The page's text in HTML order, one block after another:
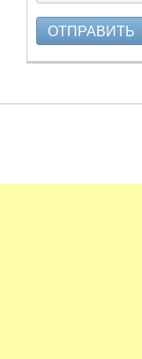
ОТПРАВИТЬ